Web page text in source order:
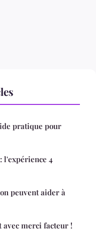
pratique pour
l'expérience 4
peuvent aider à
merci facteur !